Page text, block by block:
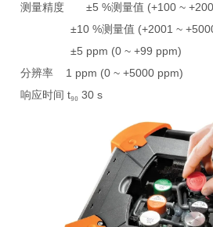
测量精度
±5 %测量值 (+100 ~
±10 %测量值 (+2001 ~
±5 ppm (0 ~ +99 ppm)
分辨率
1 ppm (0 ~ +5000 ppm)
响应时间 t₉₀ 30 s